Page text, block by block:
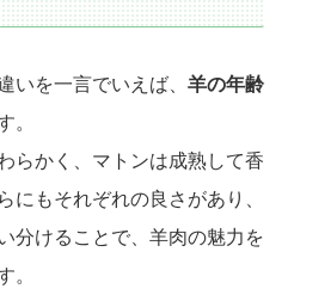
いを一言でいえば、 羊の年齢
。
らかく、マトンは成熟して香
にもそれぞれの良さがあり、
分けることで、羊肉の魅力を
。